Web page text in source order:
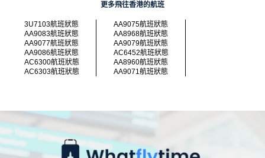
更多飛往香港的航班
3U7103航班狀態
AA9075航班狀態
AA9083航班狀態
AA8968航班狀態
AA9077航班狀態
AA9079航班狀態
AA9086航班狀態
AC6452航班狀態
AC6300航班狀態
AA8960航班狀態
AC6303航班狀態
AA9071航班狀態